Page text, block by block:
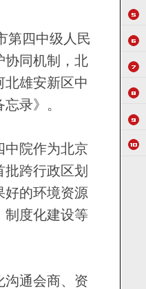
四中级人民
协同机制，北
北雄安新区中
录》。
院作为北京
跨行政区划
好的环境资源
制度化建设等
通会商、资